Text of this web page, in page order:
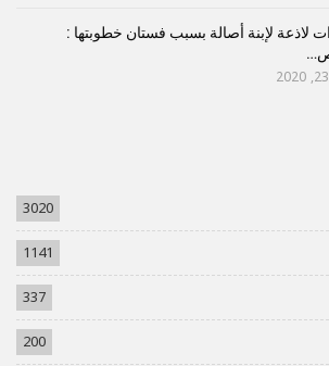
لاذعة لإبنة أصالة بسبب فستان خطوبتها :
3020
1141
337
200